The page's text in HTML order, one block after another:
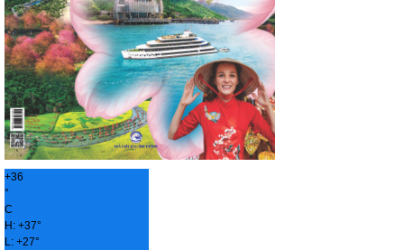
+36
°
C
H: +37°
L: +27°